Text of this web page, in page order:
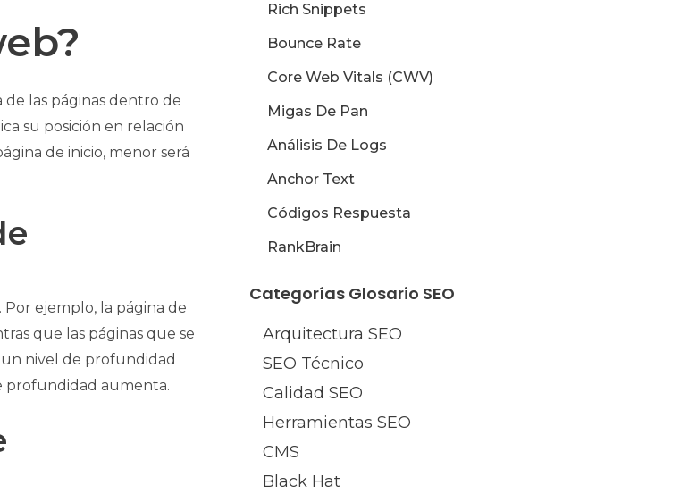
las páginas dentro de
su posición en relación
de inicio, menor será
ejemplo, la página de
que las páginas que se
nivel de profundidad
profundidad aumenta.
Rich Snippets
Bounce Rate
Core Web Vitals (CWV)
Migas De Pan
Análisis De Logs
Anchor Text
Códigos Respuesta
RankBrain
Categorías Glosario SEO
Arquitectura SEO
SEO Técnico
Calidad SEO
Herramientas SEO
CMS
Black Hat